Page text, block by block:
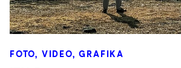
FOTO, VIDEO, GRAFIKA